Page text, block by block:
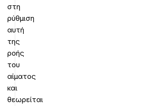
στη
ρύθμιση
αυτή
της
ροής
του
αίματος
και
θεωρείται